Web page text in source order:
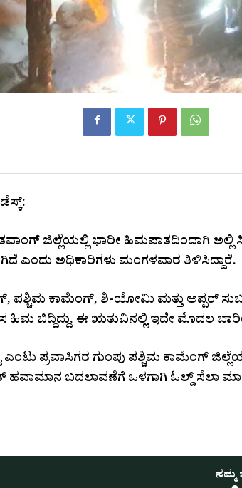
ಜಿಲ್ಲೆಯಲ್ಲಿ ಭಾರೀ ಹಿಮಪಾತದಿಂದಾಗಿ ಅಲ್ಲಿ
ಎಂದು ಅಧಿಕಾರಿಗಳು ಮಂಗಳವಾರ ತಿಳಿಸಿದ್ದಾರೆ.
ಪಶ್ಚಿಮ ಕಾಮೆಂಗ್, ಶಿ-ಯೋಮಿ ಮತ್ತು ಅಪ್ಪರ್
ಬಿದ್ದಿದ್ದು, ಈ ಋತುವಿನಲ್ಲಿ ಇದೇ ಮೊದಲ
ಎಂಟು ಪ್ರವಾಸಿಗರ ಗುಂಪು ಪಶ್ಚಿಮ ಕಾಮೆಂಗ್
ಹವಾಮಾನ ಬದಲಾವಣೆಗೆ ಒಳಗಾಗಿ ಓಲ್ಡ್ ಸೆಲಾ
ನಮ್ಮ